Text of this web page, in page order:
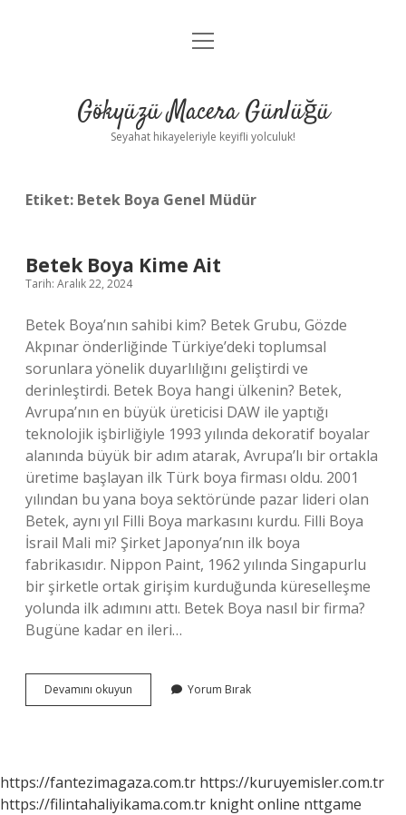
Anasayfa
Yasal Uyarı
menüyü
Gökyüzü Macera Günlüğü
Seyahat hikayeleriyle keyifli yolculuk!
Etiket: Betek Boya Genel Müdür
Betek Boya Kime Ait
Tarih: Aralık 22, 2024
Betek Boya’nın sahibi kim? Betek Grubu, Gözde
Akpınar önderliğinde Türkiye’deki toplumsal
sorunlara yönelik duyarlılığını geliştirdi ve
derinleştirdi. Betek Boya hangi ülkenin? Betek,
Avrupa’nın en büyük üreticisi DAW ile yaptığı
teknolojik işbirliğiyle 1993 yılında dekoratif boyalar
alanında büyük bir adım atarak, Avrupa’lı bir ortakla
üretime başlayan ilk Türk boya firması oldu. 2001
yılından bu yana boya sektöründe pazar lideri olan
Betek, aynı yıl Filli Boya markasını kurdu. Filli Boya
İsrail Mali mi? Şirket Japonya’nın ilk boya
fabrikasıdır. Nippon Paint, 1962 yılında Singapurlu
bir şirketle ortak girişim kurduğunda küreselleşme
yolunda ilk adımını attı. Betek Boya nasıl bir firma?
Bugüne kadar en ileri…
Devamını okuyun
Boya
Yorum Bırak
https://fantezimagaza.com.tr https://kuruyemisler.com.tr
https://filintahaliyikama.com.tr knight online nttgame